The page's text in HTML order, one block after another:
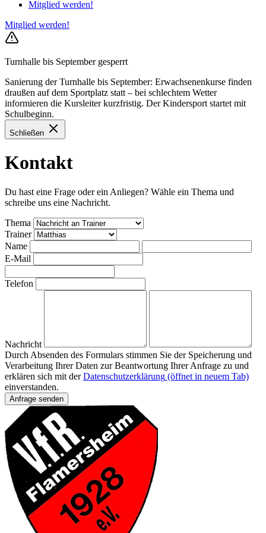
Mitglied werden!
Mitglied werden!
Turnhalle bis September gesperrt
Sanierung der Turnhalle bis September: Erwachsenenkurse finden
draußen auf dem Sportplatz statt – bei schlechtem Wetter
informieren die Kursleiter kurzfristig. Der Kindersport startet mit
Schulbeginn.
Schließen
Kontakt
Du hast eine Frage oder ein Anliegen? Wähle ein Thema und
schreibe uns eine Nachricht.
Thema
Trainer
Name
E-Mail
Telefon
Nachricht
Durch Absenden des Formulars stimmen Sie der Speicherung und
Verarbeitung Ihrer Daten zur Beantwortung Ihrer Anfrage zu und
erklären sich mit derDatenschutzerklärung (öffnet in neuem Tab)
einverstanden.